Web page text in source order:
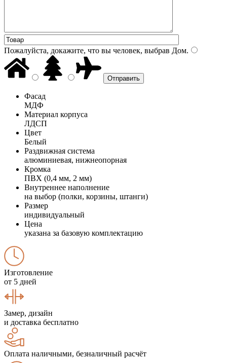
Пожалуйста, докажите, что вы человек, выбрав Дом.
Фасад
МДФ
Материал корпуса
ЛДСП
Цвет
Белый
Раздвижная система
алюминиевая, нижнеопорная
Кромка
ПВХ (0,4 мм, 2 мм)
Внутреннее наполнение
на выбор (полки, корзины, штанги)
Размер
индивидуальный
Цена
указана за базовую комплектацию
Изготовление
от 5 дней
Замер, дизайн
и доставка бесплатно
Оплата наличными, безналичный расчёт